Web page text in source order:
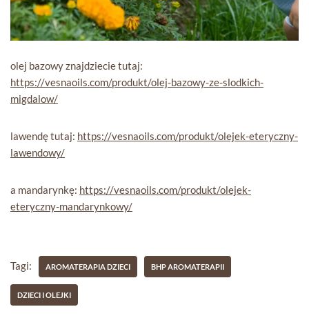
olej bazowy znajdziecie tutaj:
https://vesnaoils.com/produkt/olej-bazowy-ze-slodkich-
migdalow/
lawendę tutaj: https://vesnaoils.com/produkt/olejek-eteryczny-
lawendowy/
a mandarynkę: https://vesnaoils.com/produkt/olejek-
eteryczny-mandarynkowy/
Tagi: AROMATERAPIA DZIECI BHP AROMATERAPII
DZIECI I OLEJKI